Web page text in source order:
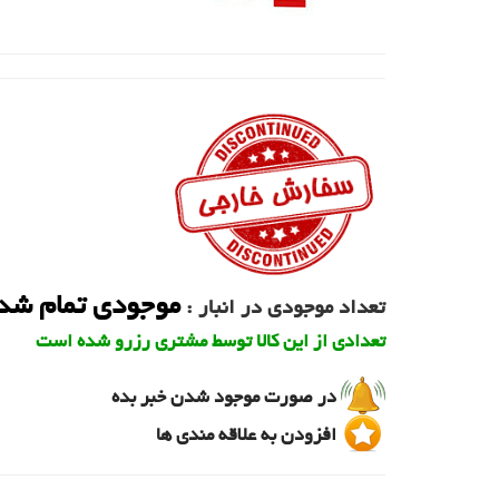
تعداد موجودی در انبار :موجودی تمام
تعدادی از این کالا توسط مشتری رزرو شده است
در صورت موجود شدن خبر بده
افزودن به علاقه مندی ها